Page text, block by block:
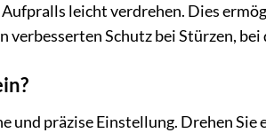
leicht verdrehen. Dies
Schutz bei Stürzen,
und präzise Einstellung. Drehen